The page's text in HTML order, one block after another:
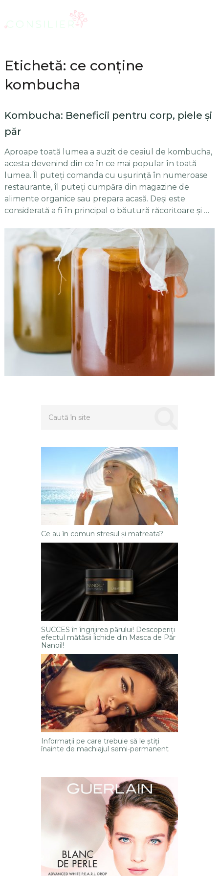
Etichetă: ce conține
kombucha
Kombucha: Beneficii pentru corp, piele și
păr
Aproape toată lumea a auzit de ceaiul de kombucha,
acesta devenind din ce în ce mai popular în toată
lumea. Îl puteți comanda cu ușurință în numeroase
restaurante, îl puteți cumpăra din magazine de
alimente organice sau prepara acasă. Deși este
considerată a fi în principal o băutură răcoritoare și …
Ce au în comun stresul și matreata?
SUCCES în îngrijirea părului! Descoperiți
efectul mătăsii lichide din Masca de Păr
Nanoil!
Informații pe care trebuie să le știți
înainte de machiajul semi-permanent